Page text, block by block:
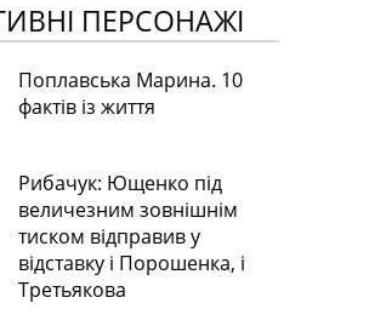
ПЕРСОНАЖІ
Поплавська Марина. 10
фактів із життя
Рибачук: Ющенко під
величезним зовнішнім
тиском відправив у
відставку і Порошенка, і
Третьякова